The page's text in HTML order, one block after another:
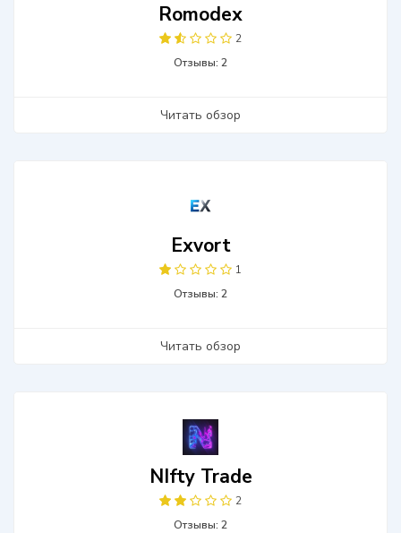
Romodex
2
Отзывы: 2
Читать обзор
Exvort
1
Отзывы: 2
Читать обзор
NIfty Trade
2
Отзывы: 2